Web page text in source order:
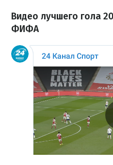
Видео лучшего гола
ФИФА